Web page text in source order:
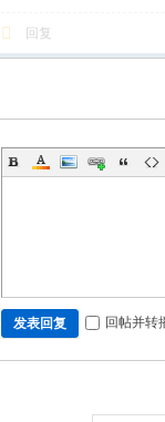
回复
发表回复 回帖并转